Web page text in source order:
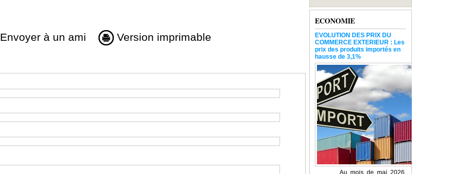
Envoyer à un ami Version imprimable
ECONOMIE
EVOLUTION DES PRIX DU
COMMERCE EXTERIEUR : Les
prix des produits importés en
hausse de 3,1%
Au mois de mai 2026,